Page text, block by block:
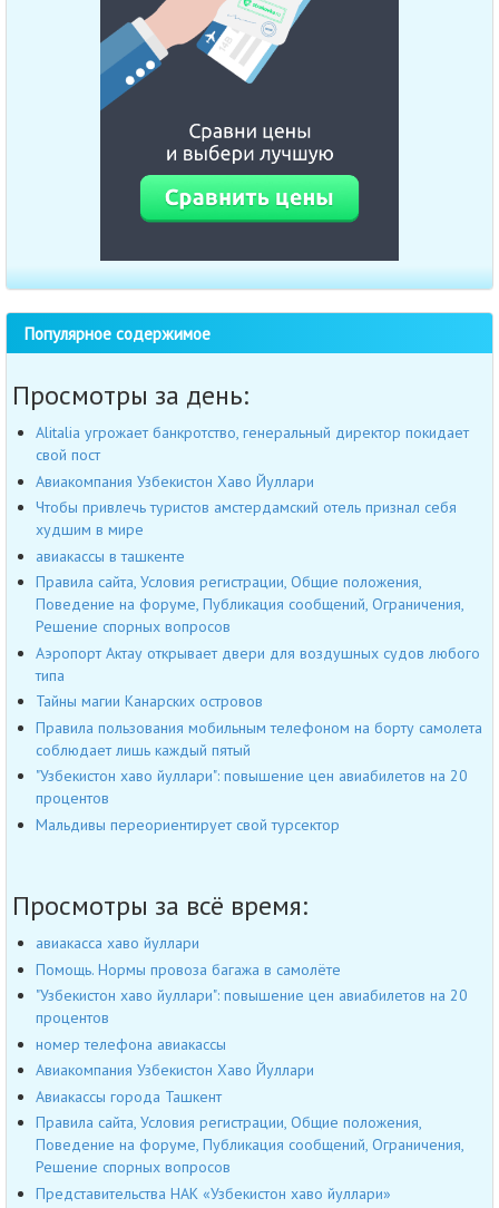
Популярное содержимое
Просмотры за день:
Alitalia угрожает банкротство, генеральный директор покидает
свой пост
Авиакомпания Узбекистон Хаво Йуллари
Чтобы привлечь туристов амстердамский отель признал себя
худшим в мире
авиакассы в ташкенте
Правила сайта, Условия регистрации, Общие положения,
Поведение на форуме, Публикация сообщений, Ограничения,
Решение спорных вопросов
Аэропорт Актау открывает двери для воздушных судов любого
типа
Тайны магии Канарских островов
Правила пользования мобильным телефоном на борту самолета
соблюдает лишь каждый пятый
"Узбекистон хаво йуллари": повышение цен авиабилетов на 20
процентов
Мальдивы переориентирует свой турсектор
Просмотры за всё время:
авиакасса хаво йуллари
Помощь. Нормы провоза багажа в самолёте
"Узбекистон хаво йуллари": повышение цен авиабилетов на 20
процентов
номер телефона авиакассы
Авиакомпания Узбекистон Хаво Йуллари
Авиакассы города Ташкент
Правила сайта, Условия регистрации, Общие положения,
Поведение на форуме, Публикация сообщений, Ограничения,
Решение спорных вопросов
Представительства НАК «Узбекистон хаво йуллари»